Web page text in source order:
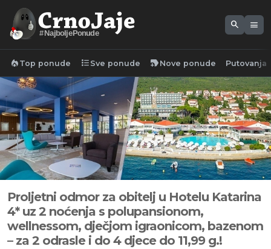
#NajboljePonude
search menu
local_fire_department Top ponude format_list_bulleted Sve ponude new_label Nove ponude Putovanja
Proljetni odmor za obitelj u Hotelu Katarina
4* uz 2 noćenja s polupansionom,
wellnessom, dječjom igraonicom, bazenom
– za 2 odrasle i do 4 djece do 11,99 g.!